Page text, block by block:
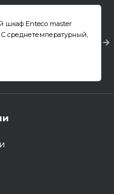
шкаф Enteco master
среднетемпературный,